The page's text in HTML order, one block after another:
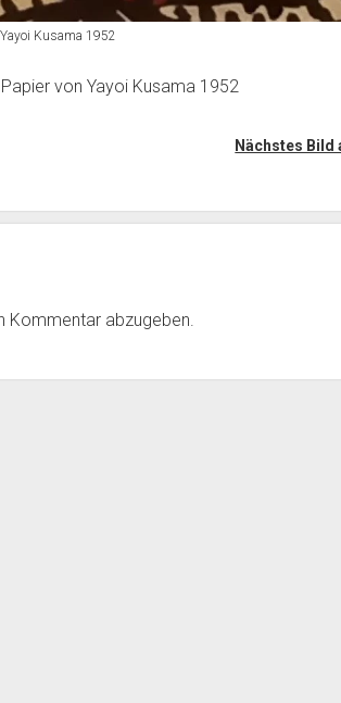
Kusama 1952
von Yayoi Kusama 1952
Nächstes Bild
Kommentar abzugeben.